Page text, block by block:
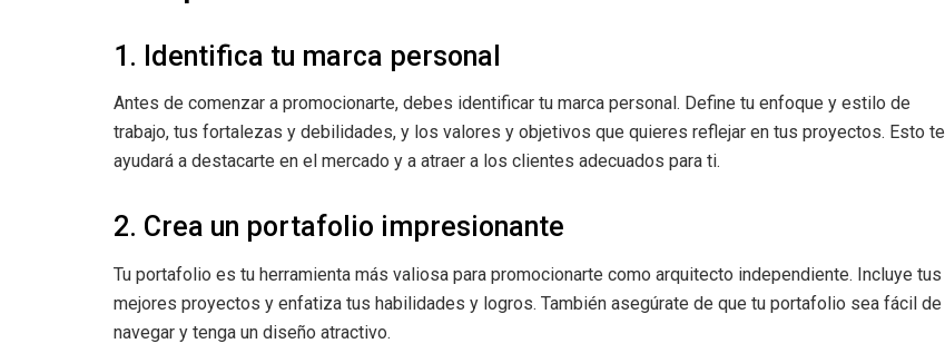
1. Identifica tu marca personal
Antes de comenzar a promocionarte, debes identificar tu marca personal. Define tu enfoque y estilo de
trabajo, tus fortalezas y debilidades, y los valores y objetivos que quieres reflejar en tus proyectos. Esto te
ayudará a destacarte en el mercado y a atraer a los clientes adecuados para ti.
2. Crea un portafolio impresionante
Tu portafolio es tu herramienta más valiosa para promocionarte como arquitecto independiente. Incluye tus
mejores proyectos y enfatiza tus habilidades y logros. También asegúrate de que tu portafolio sea fácil de
navegar y tenga un diseño atractivo.